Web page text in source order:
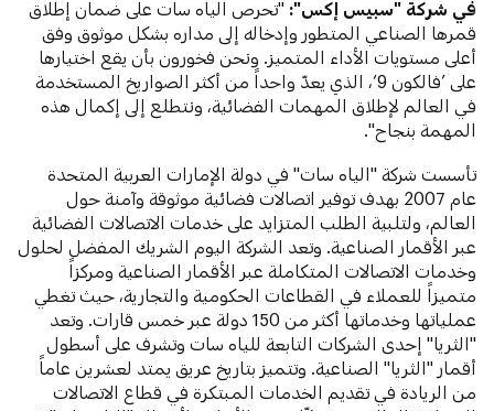
في شركة "سبيس إكس":"تحرص الياه سات على ضمان إطلاق
قمرها الصناعي المتطور وإدخاله إلى مداره بشكل موثوق وفق
أعلى مستويات الأداء المتميز. ونحن فخورون بأن يقع اختيارها
على ’فالكون 9‘، الذي يعدّ واحداً من أكثر الصواريخ المستخدمة
في العالم لإطلاق المهمات الفضائية، ونتطلع إلى إكمال هذه
المهمة بنجاح".
تأسست شركة "الياه سات" في دولة الإمارات العربية المتحدة
عام 2007 بهدف توفير اتصالات فضائية موثوقة وآمنة حول
العالم، ولتلبية الطلب المتزايد على خدمات الاتصالات الفضائية
عبر الأقمار الصناعية. وتعد الشركة اليوم الشريك المفضل لحلول
وخدمات الاتصالات المتكاملة عبر الأقمار الصناعية ومركزاً
متميزاً للعملاء في القطاعات الحكومية والتجارية، حيث تغطي
عملياتها وخدماتها أكثر من 150 دولة عبر خمس قارات. وتعد
"الثريا" إحدى الشركات التابعة للياه سات وتشرف على أسطول
أقمار "الثريا" الصناعية. وتتميز بتاريخ عريق يمتد لعشرين عاماً
من الريادة في تقديم الخدمات المبتكرة في قطاع الاتصالات